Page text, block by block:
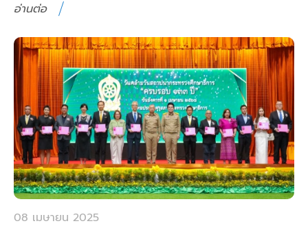
อ่านต่อ
08 เมษายน 2025